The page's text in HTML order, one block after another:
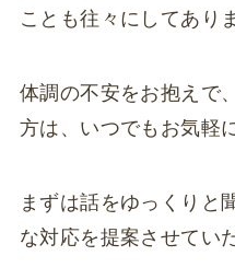
ことも往々にしてあり
体調の不安をお抱えで
方は、いつでもお気軽
まずは話をゆっくりと
な対応を提案させてい